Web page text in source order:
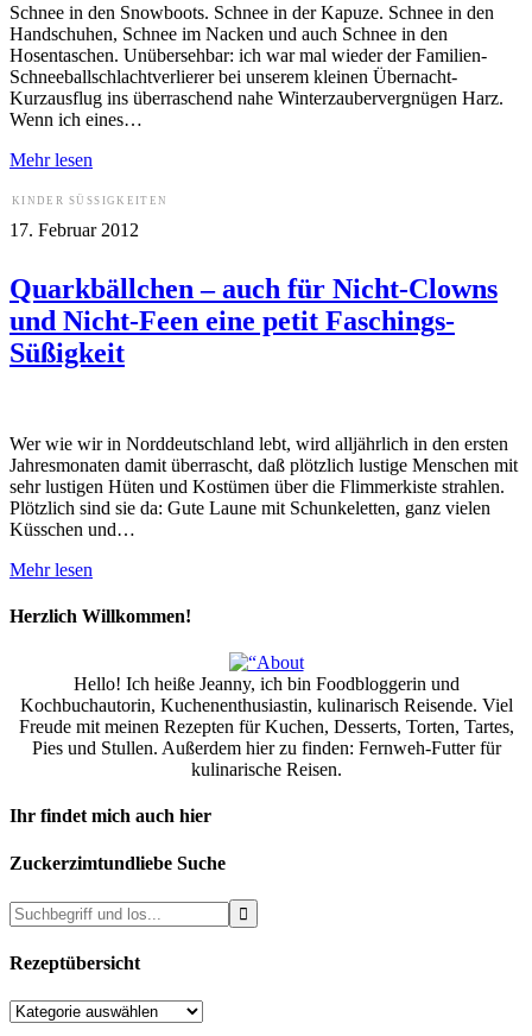
Schnee in den Snowboots. Schnee in der Kapuze. Schnee in den
Handschuhen, Schnee im Nacken und auch Schnee in den
Hosentaschen. Unübersehbar: ich war mal wieder der Familien-
Schneeballschlachtverlierer bei unserem kleinen Übernacht-
Kurzausflug ins überraschend nahe Winterzaubervergnügen Harz.
Wenn ich eines…
Mehr lesen
KINDER SÜSSIGKEITEN
17. Februar 2012
Quarkbällchen – auch für Nicht-Clowns
und Nicht-Feen eine petit Faschings-
Süßigkeit
Wer wie wir in Norddeutschland lebt, wird alljährlich in den ersten
Jahresmonaten damit überrascht, daß plötzlich lustige Menschen mit
sehr lustigen Hüten und Kostümen über die Flimmerkiste strahlen.
Plötzlich sind sie da: Gute Laune mit Schunkeletten, ganz vielen
Küsschen und…
Mehr lesen
Herzlich Willkommen!
Hello! Ich heiße Jeanny, ich bin Foodbloggerin und
Kochbuchautorin, Kuchenenthusiastin, kulinarisch Reisende. Viel
Freude mit meinen Rezepten für Kuchen, Desserts, Torten, Tartes,
Pies und Stullen. Außerdem hier zu finden: Fernweh-Futter für
kulinarische Reisen.
Ihr findet mich auch hier
Zuckerzimtundliebe Suche
Rezeptübersicht
Rezeptübersicht